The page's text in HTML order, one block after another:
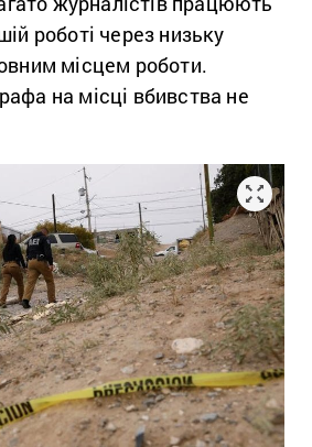
роботі через низьку
місцем роботи.
на місці вбивства не